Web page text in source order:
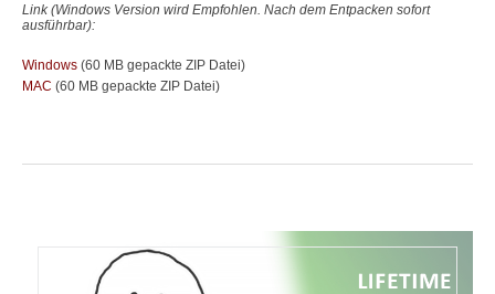
Link (Windows Version wird Empfohlen. Nach dem Entpacken sofort
ausführbar):
Windows (60 MB gepackte ZIP Datei)
MAC (60 MB gepackte ZIP Datei)